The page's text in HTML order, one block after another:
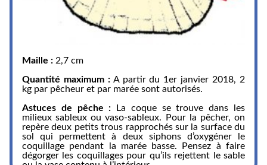
Maille : 2,7 cm
Quantité maximum :A partir du 1er janvier 2018, 2
kg par pêcheur et par marée sont autorisés.
Astuces de pêche : La coque se trouve dans les
milieux sableux ou vaso-sableux. Pour la pêcher, on
repère deux petits trous rapprochés sur la surface du
sol qui permettent à deux siphons d’oxygéner le
coquillage pendant la marée basse. Pensez à faire
dégorger les coquillages pour qu’ils rejettent le sable